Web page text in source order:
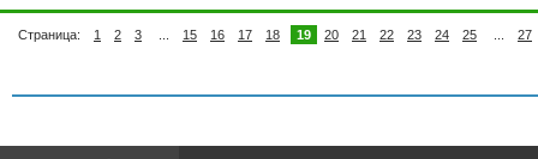
Страница: 1 2 3 15 16 17 18 19 20 21 22 23 24 25 27